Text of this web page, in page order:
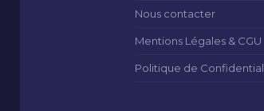
Nous contacter
Mentions Légales & CGU
Politique de